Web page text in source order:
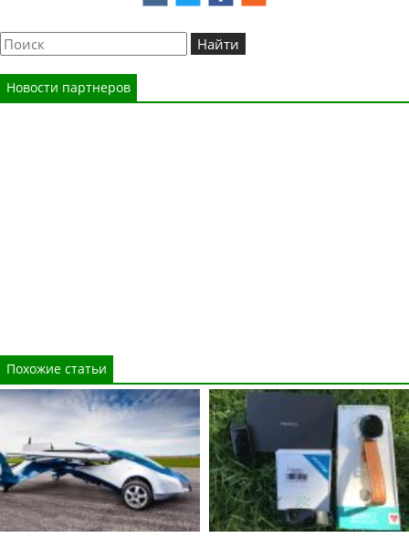
Новости партнеров
Похожие статьи